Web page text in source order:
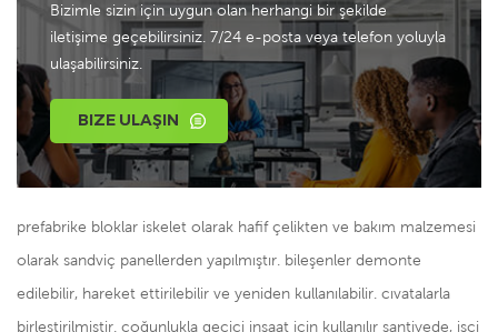
Bizimle sizin için uygun olan herhangi bir şekilde
iletişime geçebilirsiniz. 7/24 e-posta veya telefon yoluyla
ulaşabilirsiniz.
BIZE ULAŞIN
prefabrike bloklar iskelet olarak hafif çelikten ve bakım malzemesi
olarak sandviç panellerden yapılmıştır. bileşenler demonte
edilebilir, hareket ettirilebilir ve yeniden kullanılabilir. cıvatalarla
birleştirilmiştir. çoğunlukla geçici inşaat için kullanılır şantiyede, işçi